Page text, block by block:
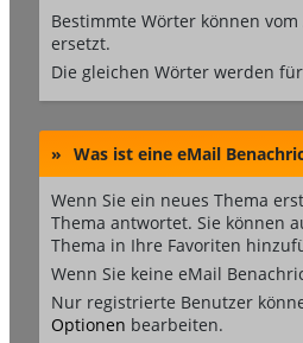
Bestimmte Wörter können
ersetzt.
Die gleichen Wörter werden
» Was ist eine eMail
Wenn Sie ein neues Thema
Thema antwortet. Sie können
Thema in Ihre Favoriten
Wenn Sie keine eMail
Nur registrierte Benutzer
Optionen bearbeiten.